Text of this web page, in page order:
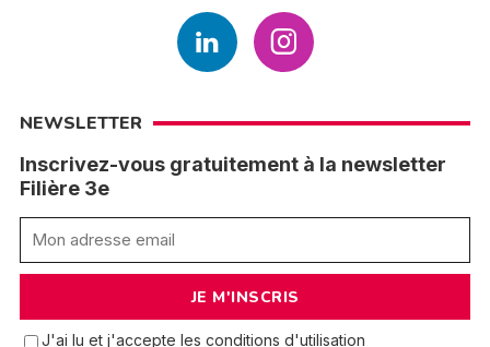
NEWSLETTER
Inscrivez-vous gratuitement à la newsletter
Filière 3e
J'ai lu et j'accepte les conditions d'utilisation